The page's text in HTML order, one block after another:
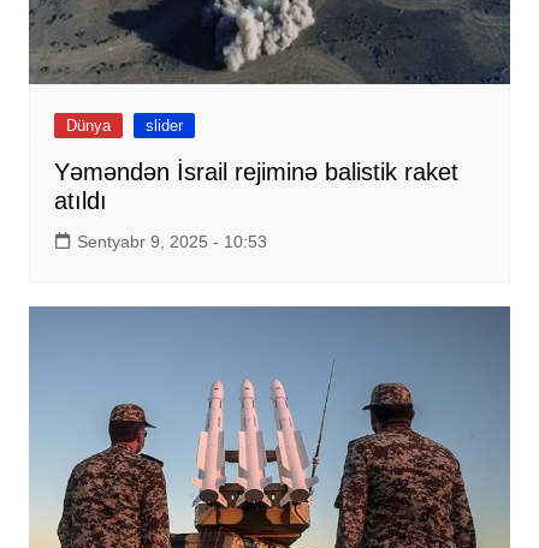
Dünya slider
Yəməndən İsrail rejiminə balistik raket
atıldı
Sentyabr 9, 2025 - 10:53